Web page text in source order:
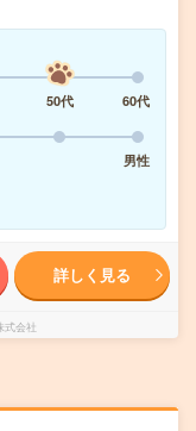
50代
60代
男性
詳しく見る
式会社